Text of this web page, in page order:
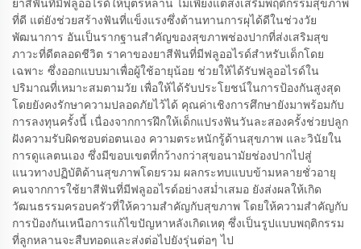
ยาสีฟันที่มีฟลูออไรด์ให้บุตรหลาน ไม่เพียงแต่ส่งเสริมพฤติกรรมสุขภาพ
ที่ดี แต่ยังช่วยสร้างฟันที่แข็งแรงซึ่งต้านทานการผุได้ดีในช่วงวัย
พัฒนาการ อันเป็นรากฐานสำคัญของสุขภาพช่องปากที่ส่งเสริมสุข
ภาวะที่ดีตลอดชีวิต ราคาของยาสีฟันที่มีฟลูออไรด์สำหรับเด็กโดย
เฉพาะ ซึ่งออกแบบมาเพื่อผู้ใช้อายุน้อย ช่วยให้ได้รับฟลูออไรด์ใน
ปริมาณที่เหมาะสมตามวัย เพื่อให้ได้รับประโยชน์ในการป้องกันสูงสุด
โดยยังคงรักษาความปลอดภัยไว้ได้ คุณค่าเชิงการศึกษายังมาพร้อมกับ
การลงทุนครั้งนี้ เนื่องจากการฝึกให้เด็กแปรงฟันวันละสองครั้งช่วยปลูก
ฝังความรับผิดชอบต่อตนเอง ความตระหนักรู้ด้านสุขภาพ และวินัยใน
การดูแลตนเอง ซึ่งมีขอบเขตที่กว้างกว่าสุขอนามัยช่องปากไปสู่
แนวทางปฏิบัติด้านสุขภาพโดยรวม ผลกระทบแบบข้ามหลายชั่วอายุ
คนจากการใช้ยาสีฟันที่มีฟลูออไรด์อย่างสม่ำเสมอ ยังส่งผลให้เกิด
วัฒนธรรมครอบครัวที่ให้ความสำคัญกับสุขภาพ โดยให้ความสำคัญกับ
การป้องกันเหนือการแก้ไขปัญหาหลังเกิดเหตุ ซึ่งเป็นรูปแบบพฤติกรรม
ที่ลูกหลานจะสืบทอดและส่งต่อไปยังรุ่นต่อๆ ไป